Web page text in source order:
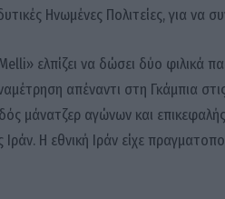
Ηνωμένες Πολιτείες, για να
ελπίζει να δώσει δύο φιλικά
απέναντι στη Γκάμπια
μάνατζερ αγώνων και
Ιράν. Η εθνική Ιράν είχε